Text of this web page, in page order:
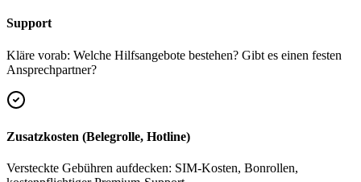
Support
Kläre vorab: Welche Hilfsangebote bestehen? Gibt es einen festen
Ansprechpartner?
Zusatzkosten (Belegrolle, Hotline)
Versteckte Gebühren aufdecken: SIM-Kosten, Bonrollen,